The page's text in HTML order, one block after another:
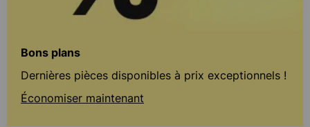
Bons plans
Dernières pièces disponibles à prix exceptionnels !
Économiser maintenant